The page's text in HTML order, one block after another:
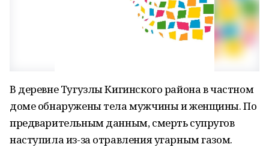
В деревне Тугузлы Кигинского района в частном
доме обнаружены тела мужчины и женщины. По
предварительным данным, смерть супругов
наступила из-за отравления угарным газом.